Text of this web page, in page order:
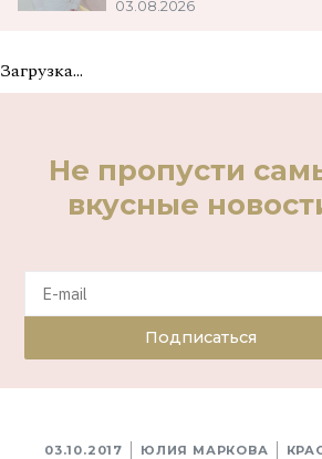
03.08.2026
Загрузка...
Не пропусти
вкусные
Подписаться
03.10.2017 ЮЛИЯ МАРКОВА